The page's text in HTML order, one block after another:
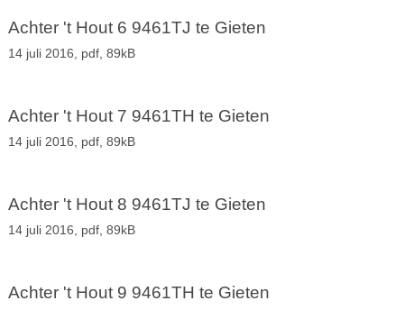
Achter 't Hout 6 9461TJ te Gieten
14 juli 2016, pdf, 89kB
Achter 't Hout 7 9461TH te Gieten
14 juli 2016, pdf, 89kB
Achter 't Hout 8 9461TJ te Gieten
14 juli 2016, pdf, 89kB
Achter 't Hout 9 9461TH te Gieten